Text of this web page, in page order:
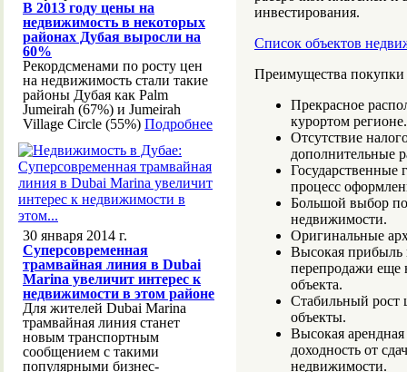
инвестирования.
Список объектов
Преимущества
Прекрасное
курортом регионе.
Отсутствие
дополнительные
Государственные
процесс
Большой выбор
недвижимости.
Оригинальные
Высокая прибыль
перепродажи еще
объекта.
Стабильный рост
объекты.
Высокая
доходность от
недвижимости.
В 2013 году цены на
недвижимость в некоторых
районах Дубая выросли на
60%
Рекордсменами по росту цен
на недвижимость стали такие
районы Дубая как Palm
Jumeirah (67%) и Jumeirah
Village Circle (55%) Подробнее
30 января 2014 г.
Суперсовременная
трамвайная линия в Dubai
Marina увеличит интерес к
недвижимости в этом районе
Для жителей Dubai Marina
трамвайная линия станет
новым транспортным
сообщением с такими
популярными бизнес-